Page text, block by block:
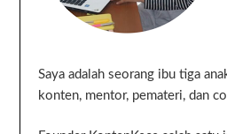
Saya adalah seorang ibu tiga
konten, mentor, pemateri, dan